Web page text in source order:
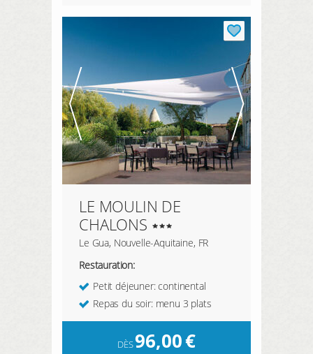
LE MOULIN DE
CHALONS
Le Gua, Nouvelle-Aquitaine, FR
Restauration:
Petit déjeuner: continental
Repas du soir: menu 3 plats
DÈS96,00€